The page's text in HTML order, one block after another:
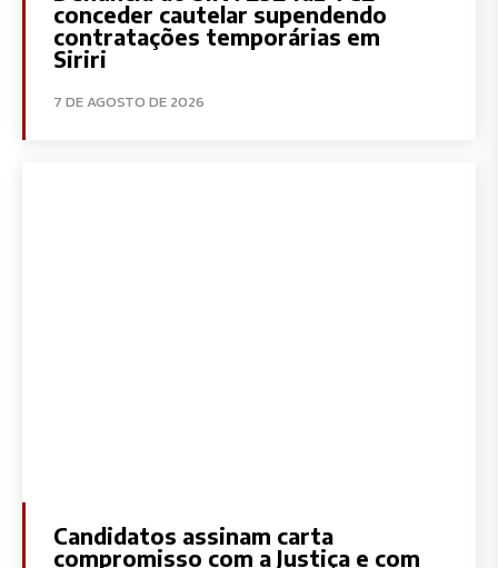
conceder cautelar supendendo
contratações temporárias em
Siriri
7 DE AGOSTO DE 2026
Candidatos assinam carta
compromisso com a Justiça e com